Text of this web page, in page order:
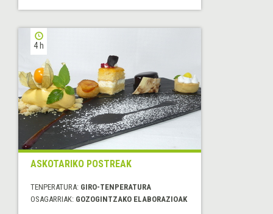
4 h
ASKOTARIKO POSTREAK
TENPERATURA: GIRO-TENPERATURA
OSAGARRIAK: GOZOGINTZAKO ELABORAZIOAK